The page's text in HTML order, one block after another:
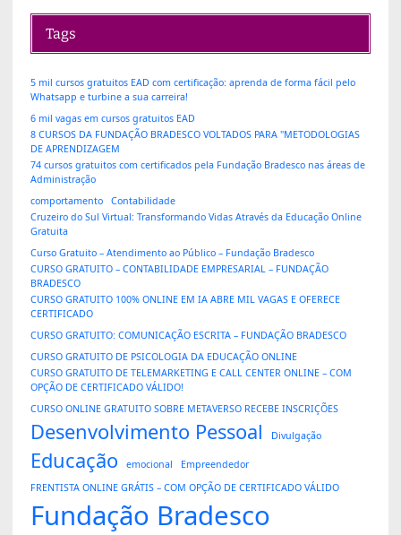
Tags
5 mil cursos gratuitos EAD com certificação: aprenda de forma fácil pelo
Whatsapp e turbine a sua carreira!
6 mil vagas em cursos gratuitos EAD
8 CURSOS DA FUNDAÇÃO BRADESCO VOLTADOS PARA "METODOLOGIAS
DE APRENDIZAGEM
74 cursos gratuitos com certificados pela Fundação Bradesco nas áreas de
Administração
comportamento
Contabilidade
Cruzeiro do Sul Virtual: Transformando Vidas Através da Educação Online
Gratuita
Curso Gratuito – Atendimento ao Público – Fundação Bradesco
CURSO GRATUITO – CONTABILIDADE EMPRESARIAL – FUNDAÇÃO
BRADESCO
CURSO GRATUITO 100% ONLINE EM IA ABRE MIL VAGAS E OFERECE
CERTIFICADO
CURSO GRATUITO: COMUNICAÇÃO ESCRITA – FUNDAÇÃO BRADESCO
CURSO GRATUITO DE PSICOLOGIA DA EDUCAÇÃO ONLINE
CURSO GRATUITO DE TELEMARKETING E CALL CENTER ONLINE – COM
OPÇÃO DE CERTIFICADO VÁLIDO!
CURSO ONLINE GRATUITO SOBRE METAVERSO RECEBE INSCRIÇÕES
Desenvolvimento Pessoal Divulgação
Educação emocional
Empreendedor
FRENTISTA ONLINE GRÁTIS – COM OPÇÃO DE CERTIFICADO VÁLIDO
Fundação Bradesco